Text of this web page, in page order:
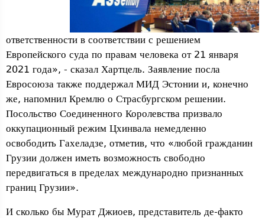
ответственности в соответствии с решением
Европейского суда по правам человека от 21 января
2021 года», - сказал Хартцель. Заявление посла
Евросоюза также поддержал МИД Эстонии и, конечно
же, напомнил Кремлю о Страсбургском решении.
Посольство Соединенного Королевства призвало
оккупационный режим Цхинвала немедленно
освободить Гахеладзе, отметив, что «любой гражданин
Грузии должен иметь возможность свободно
передвигаться в пределах международно признанных
границ Грузии».
И сколько бы Мурат Джиоев, представитель де-факто